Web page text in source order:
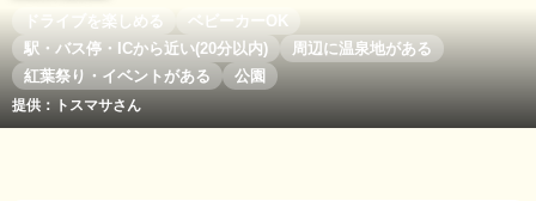
ドライブを楽しめる
ベビーカーOK
駅・バス停・ICから近い(20分以内)
周辺に温泉地がある
紅葉祭り・イベントがある
公園
提供：トスマサさん